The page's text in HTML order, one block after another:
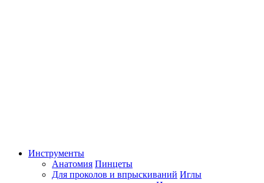
Инструменты
Анатомия Пинцеты
Для проколов и впрыскиваний Иглы